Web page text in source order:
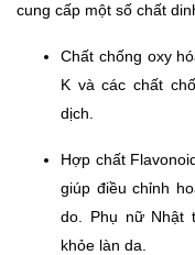
cung cấp một số chất
Chất chống oxy
K và các chất
dịch.
Hợp chất
giúp điều chỉnh
do. Phụ nữ Nhật
khỏe làn da.